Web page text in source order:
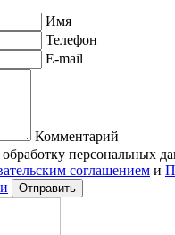
Имя
Телефон
Комментарий
персональных
соглашением